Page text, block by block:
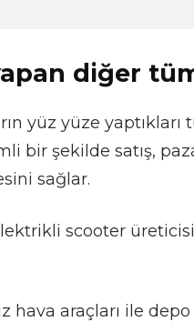
diğer
yüz yüze
bir şekilde satış,
sağlar.
scooter
hava araçları ile